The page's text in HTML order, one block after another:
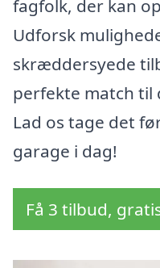
fagfolk, der kan
Udforsk
skræddersyede
perfekte match til
Lad os tage det
garage i dag!
Få 3 tilbud,